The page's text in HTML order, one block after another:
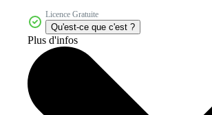
Licence Gratuite
Qu'est-ce que c'est ?
Plus d'infos